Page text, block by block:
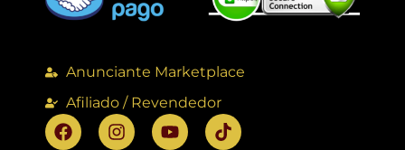
Anunciante Marketplace
Afiliado / Revendedor